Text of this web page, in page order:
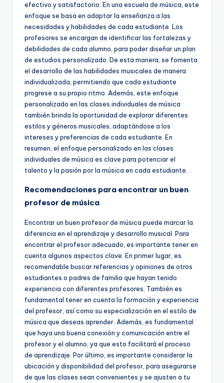
efectivo y satisfactorio. En una escuela de música, este
enfoque se basa en adaptar la enseñanza a las
necesidades y habilidades de cada estudiante. Los
profesores se encargan de identificar las fortalezas y
debilidades de cada alumno, para poder diseñar un plan
de estudios personalizado. De esta manera, se fomenta
el desarrollo de las habilidades musicales de manera
individualizada, permitiendo que cada estudiante
progrese a su propio ritmo. Además, este enfoque
personalizado en las clases individuales de música
también brinda la oportunidad de explorar diferentes
estilos y géneros musicales, adaptándose a los
intereses y preferencias de cada estudiante. En
resumen, el enfoque personalizado en las clases
individuales de música es clave para potenciar el
talento y la pasión por la música en cada estudiante.
Recomendaciones para encontrar un buen
profesor de música
Encontrar un buen profesor de música puede marcar la
diferencia en el aprendizaje y desarrollo musical. Para
encontrar el profesor adecuado, es importante tener en
cuenta algunos aspectos clave. En primer lugar, es
recomendable buscar referencias y opiniones de otros
estudiantes o padres de familia que hayan tenido
experiencia con diferentes profesores. También es
fundamental tener en cuenta la formación y experiencia
del profesor, así como su especialización en el estilo de
música que deseas aprender. Además, es fundamental
que haya una buena conexión y comunicación entre el
profesor y el alumno, ya que esto facilitará el proceso
de aprendizaje. Por último, es importante considerar la
ubicación y disponibilidad del profesor, para asegurarse
de que las clases sean convenientes y se ajusten a tu